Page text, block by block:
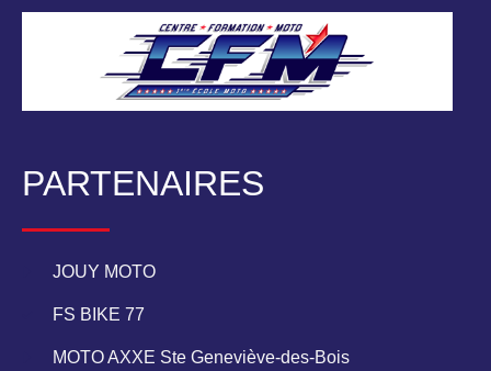
PARTENAIRES
JOUY MOTO
FS BIKE 77
MOTO AXXE Ste Geneviève-des-Bois